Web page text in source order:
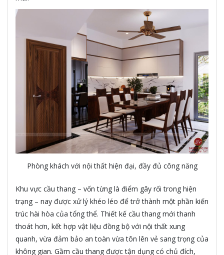
Phòng khách với nội thất hiện đại, đầy đủ công năng
Khu vực cầu thang – vốn từng là điểm gây rối trong hiện
trạng – nay được xử lý khéo léo để trở thành một phần kiến
trúc hài hòa của tổng thể. Thiết kế cầu thang mới thanh
thoát hơn, kết hợp vật liệu đồng bộ với nội thất xung
quanh, vừa đảm bảo an toàn vừa tôn lên vẻ sang trọng của
không gian. Gầm cầu thang được tận dụng có chủ đích,